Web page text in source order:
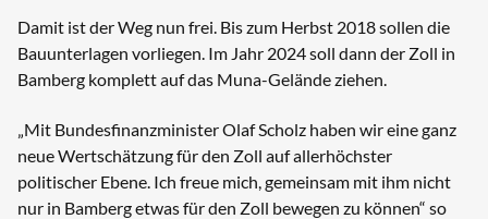
Damit ist der Weg nun frei. Bis zum Herbst 2018 sollen die
Bauunterlagen vorliegen. Im Jahr 2024 soll dann der Zoll in
Bamberg komplett auf das Muna-Gelände ziehen.
„Mit Bundesfinanzminister Olaf Scholz haben wir eine ganz
neue Wertschätzung für den Zoll auf allerhöchster
politischer Ebene. Ich freue mich, gemeinsam mit ihm nicht
nur in Bamberg etwas für den Zoll bewegen zu können“ so